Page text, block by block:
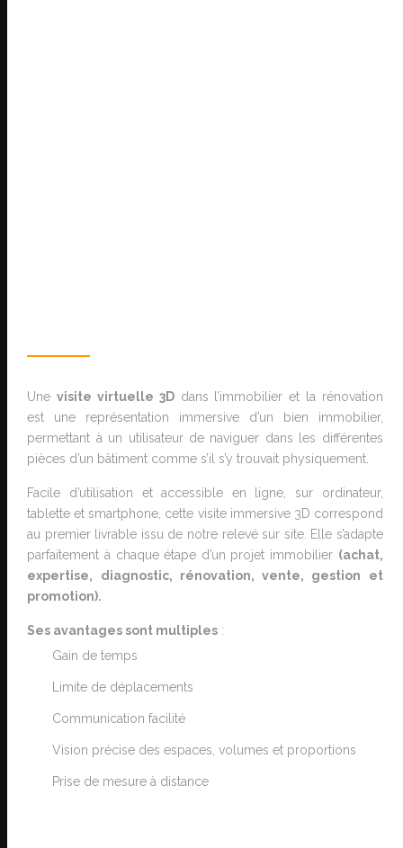
Unevisite virtuelle 3Ddans l’immobilier et la rénovation
est une représentation immersive d’un bien immobilier,
permettant à un utilisateur de naviguer dans les différentes
pièces d’un bâtiment comme s’il s’y trouvait physiquement.
Facile d’utilisation et accessible en ligne, sur ordinateur,
tablette et smartphone, cette visite immersive 3D correspond
au premier livrable issu de notre relevé sur site. Elle s’adapte
parfaitement à chaque étape d’un projet immobilier (achat,
expertise, diagnostic, rénovation, vente, gestion et
promotion).
Ses avantages sont multiples :
Gain de temps
Limite de déplacements
Communication facilité
Vision précise des espaces, volumes et proportions
Prise de mesure à distance